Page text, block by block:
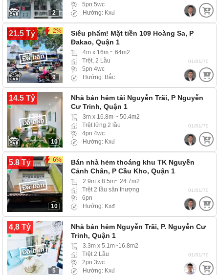
2
5pn 5wc
Hướng: Kxđ
21.5 Tỷ -2%
9
Đã bán
Siêu phẩm! Mặt tiền 109 Hoàng Sa, P
Đakao, Quận 1
4m x 16m ~ 64m2
Trệt, 2 Lầu
5pn 4wc
Hướng: Bắc
01/01/70
14.5 Tỷ
10
Đã bán
Nhà bán hẻm tải Nguyễn Trãi, P Nguyễn
Cư Trinh, Quận 1
3m x 16.8m ~ 50.4m2
Trệt lửng 2 lầu
4pn 4wc
Hướng: Kxđ
01/01/70
5.8 Tỷ -6%
10
Đã bán
Bán nhà hẻm thoáng khu TK Nguyễn
Cảnh Chân, P Cầu Kho, Quận 1
2.9m x 8.5m~ 24.7m2
Trệt 2 lầu sân thượng
6pn
Hướng: Kxđ
01/01/70
4,8 Tỷ
5
Đã bán
Nhà bán hẻm Nguyễn Trãi, P. Nguyễn Cư
Trinh, Quận 1
3.3m x 5.1m~16.8m2
Trệt 2 Lầu
2pn 3wc
Hướng: Kxđ
01/01/70